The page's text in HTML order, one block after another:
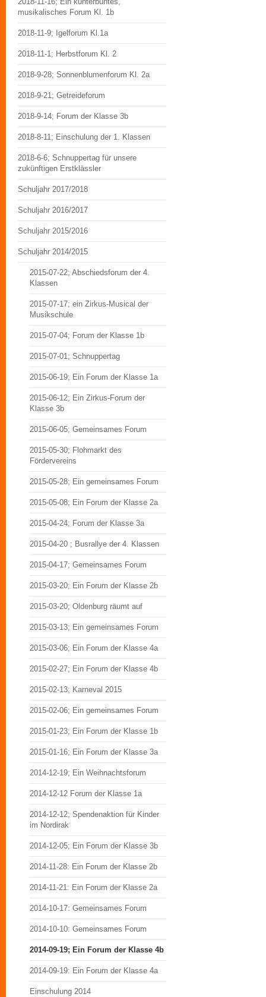
musikalisches Forum Kl. 1b
2018-11-9; Igelforum Kl.1a
2018-11-1; Herbstforum Kl. 2
2018-9-28; Sonnenblumenforum Kl. 2a
2018-9-21; Getreideforum
2018-9-14; Forum der Klasse 3b
2018-8-11; Einschulung der 1. Klassen
2018-6-6; Schnuppertag für unsere
zukünftigen Erstklässler
Schuljahr 2017/2018
Schuljahr 2016/2017
Schuljahr 2015/2016
Schuljahr 2014/2015
2015-07-22; Abschiedsforum der 4.
Klassen
2015-07-17; ein Zirkus-Musical der
Musikschule
2015-07-04; Forum der Klasse 1b
2015-07-01; Schnuppertag
2015-06-19; Ein Forum der Klasse 1a
2015-06-12; Ein Zirkus-Forum der
Klasse 3b
2015-06-05; Gemeinsames Forum
2015-05-30; Flohmarkt des
Fördervereins
2015-05-28; Ein gemeinsames Forum
2015-05-08; Ein Forum der Klasse 2a
2015-04-24; Forum der Klasse 3a
2015-04-20 ; Busrallye der 4. Klassen
2015-04-17; Gemeinsames Forum
2015-03-20; Ein Forum der Klasse 2b
2015-03-20; Oldenburg räumt auf
2015-03-13; Ein gemeinsames Forum
2015-03-06; Ein Forum der Klasse 4a
2015-02-27; Ein Forum der Klasse 4b
2015-02-13; Karneval 2015
2015-02-06; Ein gemeinsames Forum
2015-01-23; Ein Forum der Klasse 1b
2015-01-16; Ein Forum der Klasse 3a
2014-12-19; Ein Weihnachtsforum
2014-12-12 Forum der Klasse 1a
2014-12-12; Spendenaktion für Kinder
im Nordirak
2014-12-05; Ein Forum der Klasse 3b
2014-11-28: Ein Forum der Klasse 2b
2014-11-21: Ein Forum der Klasse 2a
2014-10-17: Gemeinsames Forum
2014-10-10: Gemeinsames Forum
2014-09-19; Ein Forum der Klasse 4b
2014-09-19: Ein Forum der Klasse 4a
Einschulung 2014